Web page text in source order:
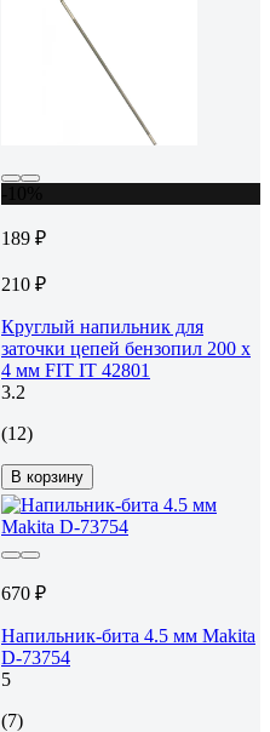
189 ₽
210 ₽
Круглый напильник для
заточки цепей бензопил 200 х
4 мм FIT IT 42801
3.2
(12)
В корзину
670 ₽
Напильник-бита 4.5 мм Makita
D-73754
5
(7)